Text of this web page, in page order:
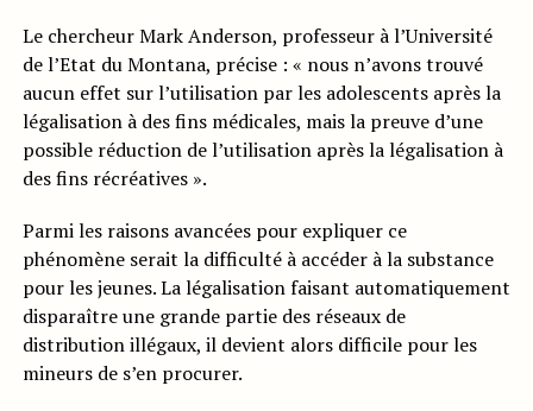
Le chercheur Mark Anderson, professeur à l’Université
de l’Etat du Montana, précise : « nous n’avons trouvé
aucun effet sur l’utilisation par les adolescents après la
légalisation à des fins médicales, mais la preuve d’une
possible réduction de l’utilisation après la légalisation à
des fins récréatives ».
Parmi les raisons avancées pour expliquer ce
phénomène serait la difficulté à accéder à la substance
pour les jeunes. La légalisation faisant automatiquement
disparaître une grande partie des réseaux de
distribution illégaux, il devient alors difficile pour les
mineurs de s’en procurer.